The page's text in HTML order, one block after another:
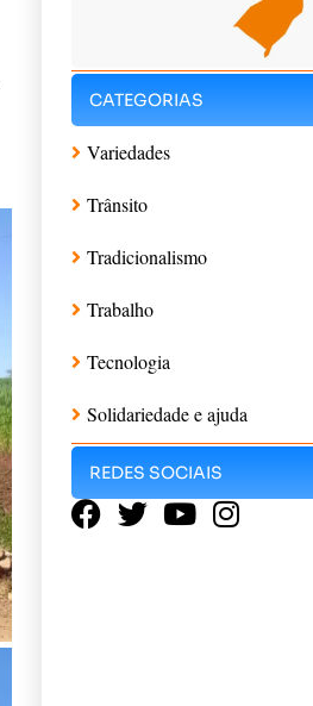
CATEGORIAS
Variedades
Trânsito
Tradicionalismo
Trabalho
Tecnologia
Solidariedade e ajuda
REDES SOCIAIS